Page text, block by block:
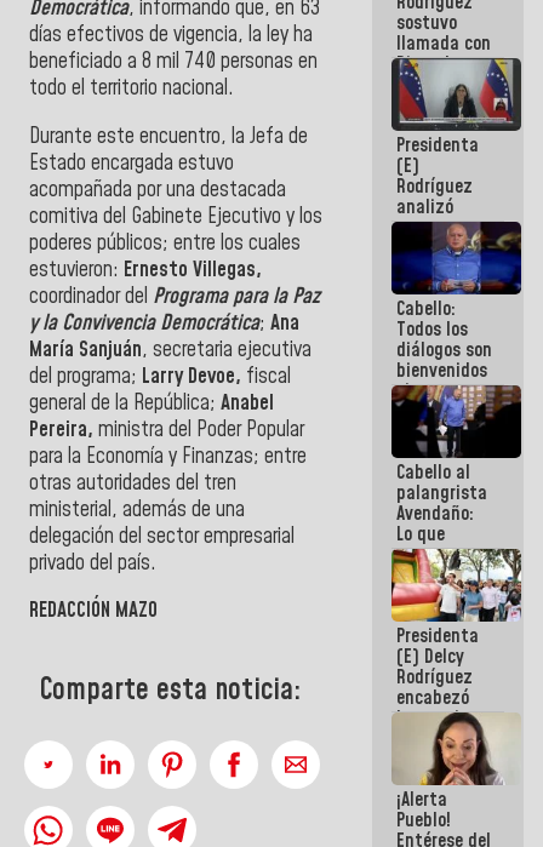
Democrática, informando que, en 63
días efectivos de vigencia, la ley ha
beneficiado a 8 mil 740 personas en
todo el territorio nacional.
Durante este encuentro, la Jefa de
Estado encargada estuvo
acompañada por una destacada
comitiva del Gabinete Ejecutivo y los
poderes públicos; entre los cuales
estuvieron: Ernesto Villegas,
coordinador del Programa para la Paz
y la Convivencia Democrática; Ana
María Sanjuán, secretaria ejecutiva
del programa; Larry Devoe, fiscal
general de la República; Anabel
Pereira, ministra del Poder Popular
para la Economía y Finanzas; entre
otras autoridades del tren
ministerial, además de una
delegación del sector empresarial
privado del país.
REDACCIÓN MAZO
Comparte esta noticia:
sostuvo
llamada con
Dinorah
Figuera y
acuerdan
primer
encuentro
presencial
para el
diálogo
Presidenta
(E)
Rodríguez
analizó
junto a
gobernadores
planes de
recuperación
del Sistema
Eléctrico
Nacional
Cabello:
Todos los
diálogos son
bienvenidos
siempre que
estén en el
marco de la
Constitución
de la
República
Cabello al
palangrista
Avendaño:
Lo que
vayas a
escribir
hazlo hoy
por que no
sabemos si
la semana
que viene
hay
programa
Presidenta
(E) Delcy
Rodríguez
encabezó
lanzamiento
del Plan
Nacional de
Recreación
Vacacional
¡Alerta
Pueblo!
Entérese del